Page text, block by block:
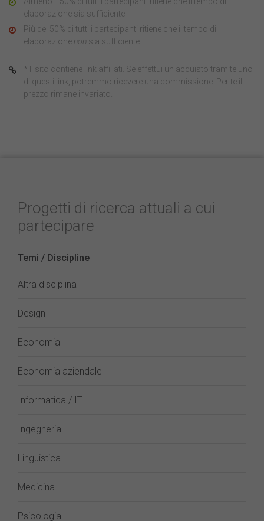
elaborazione sia sufficiente
Più del 50% di tutti i partecipanti ritiene che il tempo di
elaborazione non sia sufficiente
* Il sito contiene link affiliati. Se effettui un acquisto tramite uno
di questi link, potremmo ricevere una commissione. Per te il
prezzo rimane invariato.
Progetti di ricerca attuali a cui
partecipare
Temi / Discipline
Altra disciplina
Design
Economia
Economia aziendale
Informatica / IT
Ingegneria
Linguistica
Medicina
Psicologia